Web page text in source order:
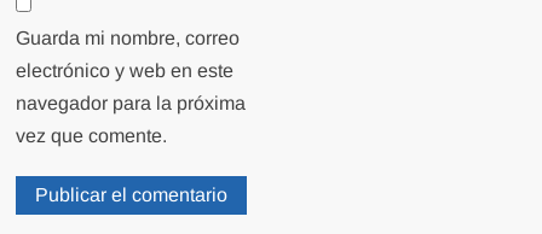
Guarda mi nombre, correo
electrónico y web en este
navegador para la próxima
vez que comente.